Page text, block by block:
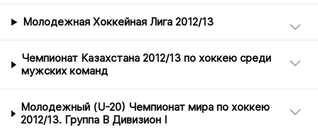
Молодежная Хоккейная Лига 2012/13
Чемпионат Казахстана 2012/13 по хоккею среди
мужских команд
Молодежный (U-20) Чемпионат мира по хоккею
2012/13. Группа B Дивизион I